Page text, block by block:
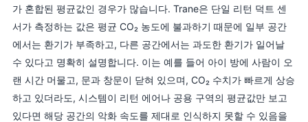
가 혼합된 평균값인 경우가 많습니다. Trane은 단일 리턴 덕트 센
서가 측정하는 값은 평균 CO₂ 농도에 불과하기 때문에 일부 공간
에서는 환기가 부족하고, 다른 공간에서는 과도한 환기가 일어날
수 있다고 명확히 설명합니다. 이는 예를 들어 아이 방에 사람이 오
랜 시간 머물고, 문과 창문이 닫혀 있으며, CO₂ 수치가 빠르게 상승
하고 있더라도, 시스템이 리턴 에어나 공용 구역의 평균값만 보고
있다면 해당 공간의 악화 속도를 제대로 인식하지 못할 수 있음을